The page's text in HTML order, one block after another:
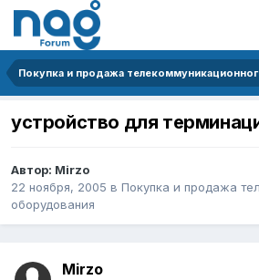
устройство для
Автор: Mirzo
22 ноября, 2005 в Покупка и продажа
оборудования
Mirzo